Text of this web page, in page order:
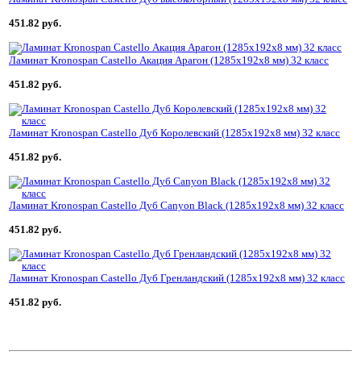
451.82 руб.
Ламинат Kronospan Castello Акация Арагон (1285x192x8 мм) 32 класс
451.82 руб.
Ламинат Kronospan Castello Дуб Королевский (1285x192x8 мм) 32 класс
451.82 руб.
Ламинат Kronospan Castello Дуб Canyon Black (1285x192x8 мм) 32 класс
451.82 руб.
Ламинат Kronospan Castello Дуб Гренландский (1285x192x8 мм) 32 класс
451.82 руб.